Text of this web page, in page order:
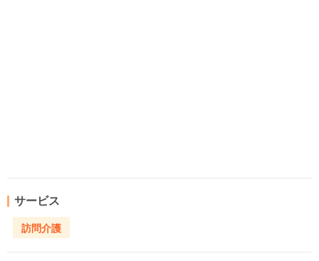
サービス
訪問介護